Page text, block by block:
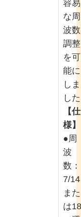
容易
な周
波数
調整
を可
能に
しま
した
【仕
様】
●周
波
数：
7/14
また
は